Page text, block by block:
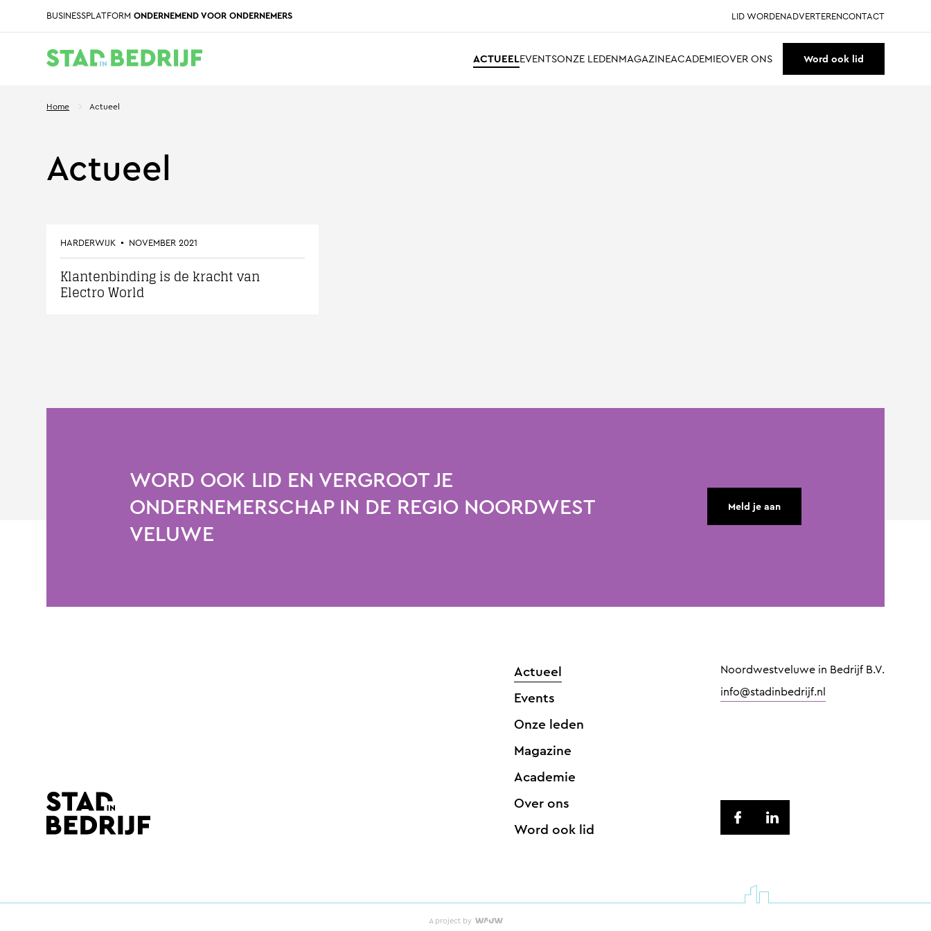
BUSINESSPLATFORMONDERNEMEND VOOR ONDERNEMERS LID WORDENADVERTERENCONTACT
ACTUEELEVENTSONZE LEDENMAGAZINEACADEMIEOVER ONS Word ook lid
Home Actueel
Actueel
HARDERWIJK NOVEMBER 2021
Klantenbinding is de kracht van
Electro World
WORD OOK LID EN VERGROOT JE
ONDERNEMERSCHAP IN DE REGIO NOORDWEST
VELUWE
Meld je aan
Actueel
Events
Onze leden
Magazine
Academie
Over ons
Word ook lid
Noordwestveluwe in Bedrijf B.V.
info@stadinbedrijf.nl
A project by